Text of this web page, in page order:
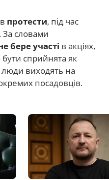
протести, під час
За словами
бере участі в акціях,
сприйнята як
люди виходять на
посадовців.